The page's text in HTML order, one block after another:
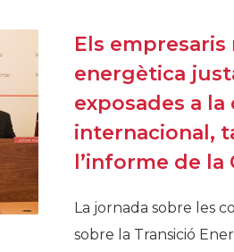
Els
energètica
exposades a
internacional,
l’informe de la
La jornada sobre les
sobre la Transició